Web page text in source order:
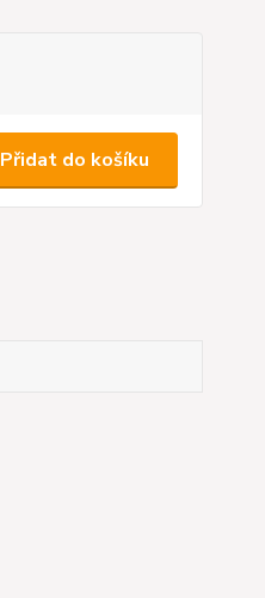
Přidat do košíku